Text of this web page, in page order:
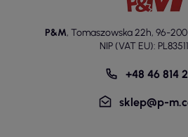
P&M, Tomaszowska 22h, 96-
NIP (VAT EU):
+48 46 814
sklep@p-